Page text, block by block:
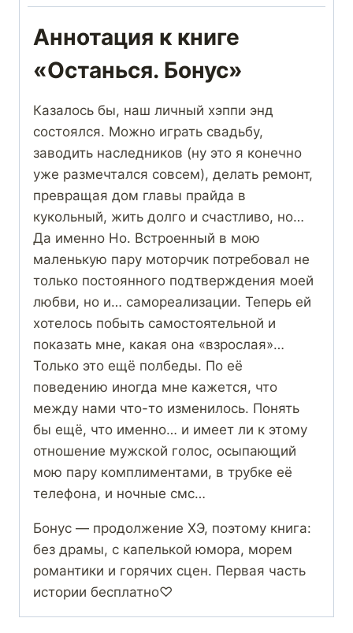
Аннотация к книге
«Останься. Бонус»
Казалось бы, наш личный хэппи энд
состоялся. Можно играть свадьбу,
заводить наследников (ну это я конечно
уже размечтался совсем), делать ремонт,
превращая дом главы прайда в
кукольный, жить долго и счастливо, но…
Да именно Но. Встроенный в мою
маленькую пару моторчик потребовал не
только постоянного подтверждения моей
любви, но и… самореализации. Теперь ей
хотелось побыть самостоятельной и
показать мне, какая она «взрослая»…
Только это ещё полбеды. По её
поведению иногда мне кажется, что
между нами что-то изменилось. Понять
бы ещё, что именно… и имеет ли к этому
отношение мужской голос, осыпающий
мою пару комплиментами, в трубке её
телефона, и ночные смс…
Бонус — продолжение ХЭ, поэтому книга:
без драмы, с капелькой юмора, морем
романтики и горячих сцен. Первая часть
истории бесплатно♡